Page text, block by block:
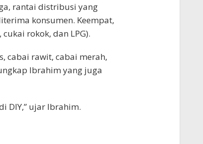
rantai distribusi yang
konsumen. Keempat,
rokok, dan LPG).
cabai rawit, cabai merah,
Ibrahim yang juga
DIY,” ujar Ibrahim.